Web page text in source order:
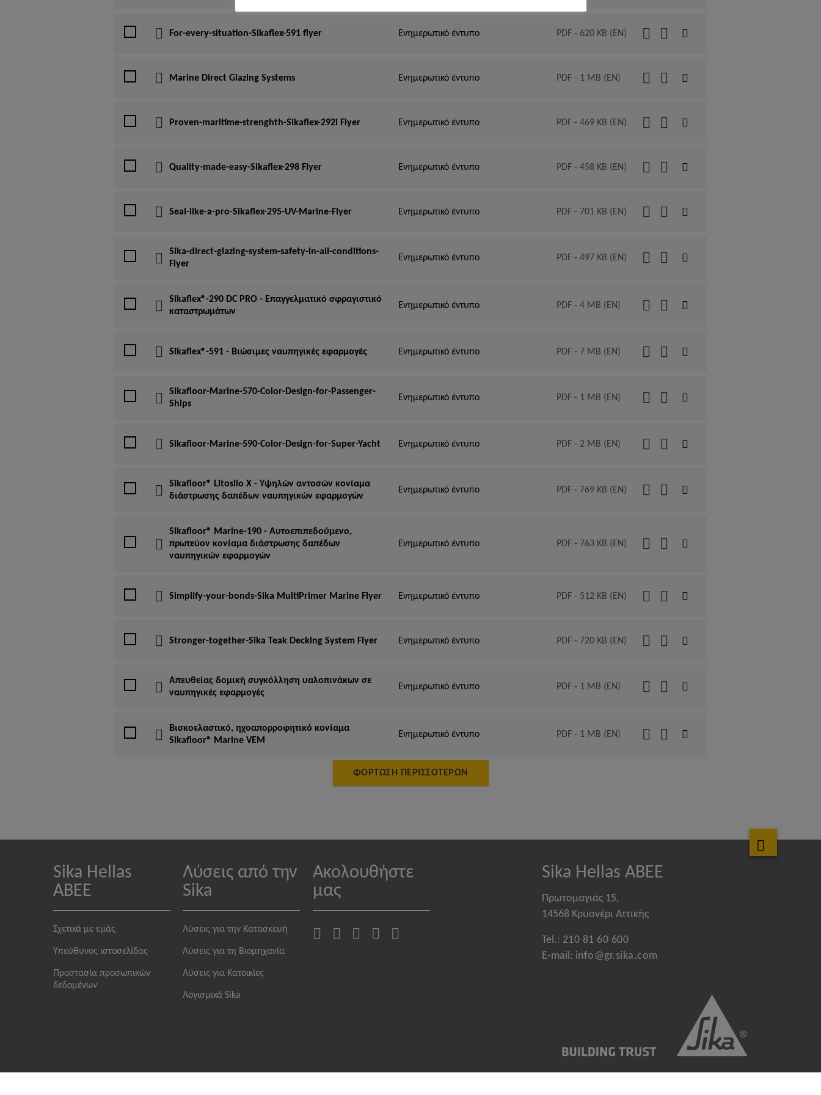
For-every-situation-Sikaflex-591 flyer Ενημερωτικό έντυπο PDF - 620 KB (EN)
Marine Direct Glazing Systems Ενημερωτικό έντυπο PDF - 1 MB (EN)
Proven-maritime-strenghth-Sikaflex-292i Flyer Ενημερωτικό έντυπο PDF - 469 KB (EN)
Quality-made-easy-Sikaflex-298 Flyer Ενημερωτικό έντυπο PDF - 458 KB (EN)
Seal-like-a-pro-Sikaflex-295-UV-Marine-Flyer Ενημερωτικό έντυπο PDF - 701 KB (EN)
Sika-direct-glazing-system-safety-in-all-conditions-
Flyer
Ενημερωτικό έντυπο PDF - 497 KB (EN)
Sikaflex®-290 DC PRO - Επαγγελματικό σφραγιστικό
καταστρωμάτων
Ενημερωτικό έντυπο PDF - 4 MB (EN)
Sikaflex®-591 - Βιώσιμες ναυπηγικές εφαρμογές Ενημερωτικό έντυπο PDF - 7 MB (EN)
Sikafloor-Marine-570-Color-Design-for-Passenger-
Ships
Ενημερωτικό έντυπο PDF - 1 MB (EN)
Sikafloor-Marine-590-Color-Design-for-Super-Yacht Ενημερωτικό έντυπο PDF - 2 MB (EN)
Sikafloor® Litosilo X - Υψηλών αντοσών κονίαμα
διάστρωσης δαπέδων ναυπηγικών εφαρμογών
Ενημερωτικό έντυπο PDF - 769 KB (EN)
Sikafloor® Marine-190 - Αυτοεπιπεδούμενο,
πρωτεύον κονίαμα διάστρωσης δαπέδων
ναυπηγικών εφαρμογών
Ενημερωτικό έντυπο PDF - 763 KB (EN)
Simplify-your-bonds-Sika MultiPrimer Marine Flyer Ενημερωτικό έντυπο PDF - 512 KB (EN)
Stronger-together-Sika Teak Decking System Flyer Ενημερωτικό έντυπο PDF - 720 KB (EN)
Απευθείας δομική συγκόλληση υαλοπινάκων σε
ναυπηγικές εφαρμογές
Ενημερωτικό έντυπο PDF - 1 MB (EN)
Βισκοελαστικό, ηχοαπορροφητικό κονίαμα
Sikafloor® Marine VEM
Ενημερωτικό έντυπο PDF - 1 MB (EN)
ΦΌΡΤΩΣΗ ΠΕΡΙΣΣΌΤΕΡΩΝ
Sika Hellas
ABEE
Σχετικά με εμάς
Υπεύθυνος ιστοσελίδας
Προστασία προσωπικών
δεδομένων
Λύσεις από την
Sika
Λύσεις για την Κατασκευή
Λύσεις για τη Βιομηχανία
Λύσεις για Κατοικίες
Λογισμικά Sika
Ακολουθήστε
μας
Sika Hellas ABEE
Πρωτομαγιάς 15,
14568 Κρυονέρι Αττικής
Tel.: 210 81 60 600
E-mail: info@gr.sika.com